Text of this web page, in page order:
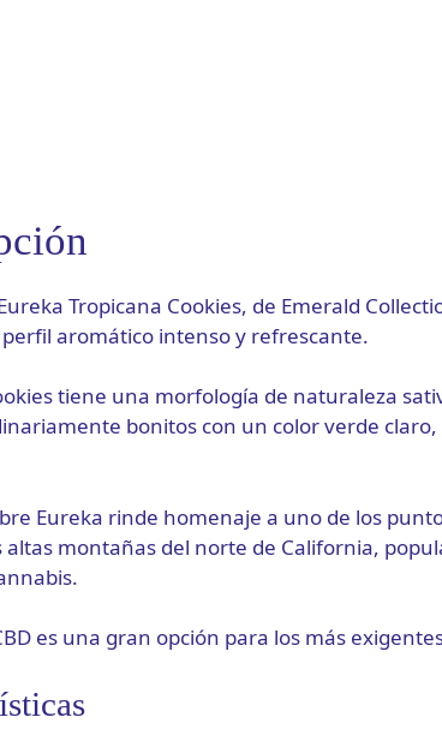
Tropicana Cookies, de Emerald
aromático intenso y refrescante.
tiene una morfología de naturaleza
bonitos con un color verde
Eureka rinde homenaje a uno de los
altas montañas del norte de California,
es una gran opción para los más